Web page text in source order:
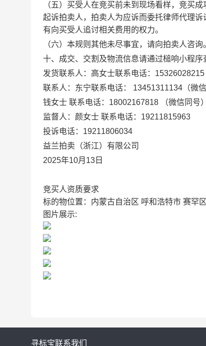
（五）买受人在竞买前未到现场看样，竞买
起诉拍卖人，拍卖人为应诉而委托律师代理
有向买受人追讨相关费用的权力。
（六）本规则其他未尽事宜，请向拍卖人咨询
十、成交、交割及物流信息请通过槌响小程序
发货联系人： 高女士联系电话： 15326028215
联系人：东宁联系电话： 13451311134（微信
钱女士 联系电话： 18002167818
（微信同号）
监督人：颜女士 联系电话：19211815963
投诉电话：19211806034
益兰拍卖（浙江）有限公司
2025年10月13日
竞买人资质要求
标的物位置：内蒙古自治区 呼和浩特市 赛罕区
图片展示:
寻标宝联系我们